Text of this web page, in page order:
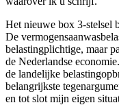
Het nieuwe box 3-stelsel
De
belastingplichtige, maar
de Nederlandse
de landelijke
belangrijkste
en tot slot mijn eigen